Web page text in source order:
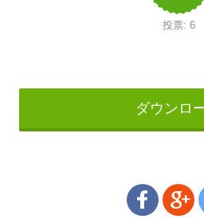
投票: 6
ダウンロ